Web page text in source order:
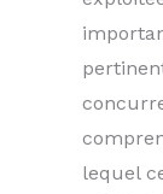
lequel